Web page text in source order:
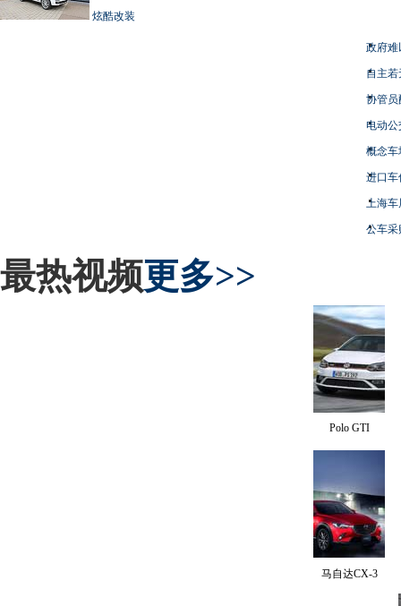
炫酷改装
政府难
自主
协管员
电动
概念车
进口车
上海
公车采
最热视频更多>>
Polo GTI
马自达CX-3